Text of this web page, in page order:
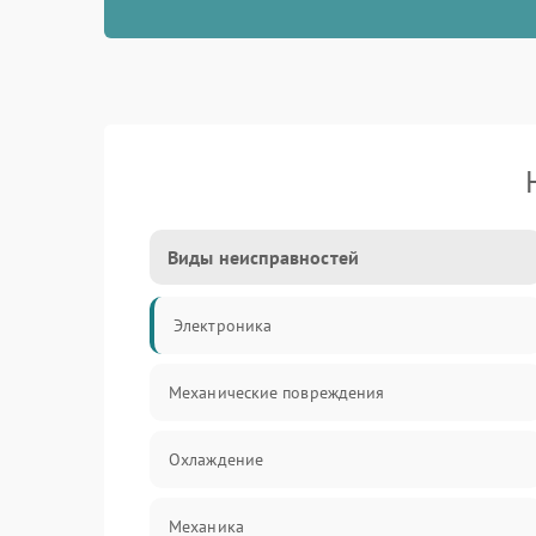
Виды неисправностей
Электроника
Механические повреждения
Охлаждение
Механика